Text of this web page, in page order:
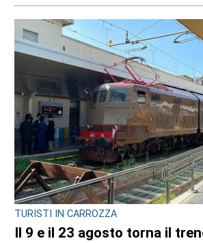
TURISTI IN CARROZZA
Il 9 e il 23 agosto torna il